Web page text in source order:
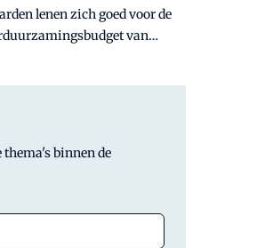
lenen zich goed voor de
van
binnen de